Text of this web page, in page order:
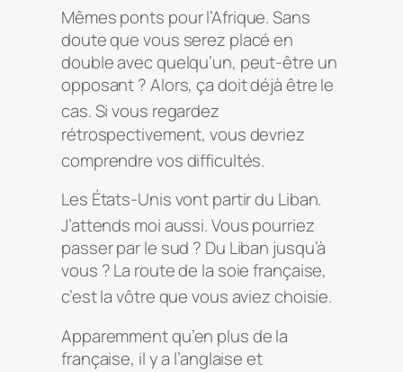
Mêmes ponts pour l’Afrique. Sans
doute que vous serez placé en
double avec quelqu’un, peut-être un
opposant ? Alors, ça doit déjà être le
cas. Si vous regardez
rétrospectivement, vous devriez
comprendre vos difficultés.
Les États-Unis vont partir du Liban.
J’attends moi aussi. Vous pourriez
passer par le sud ? Du Liban jusqu’à
vous ? La route de la soie française,
c’est la vôtre que vous aviez choisie.
Apparemment qu’en plus de la
française, il y a l’anglaise et